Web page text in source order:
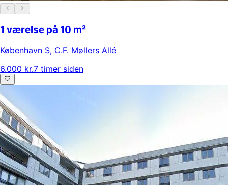
1 værelse på 10 m²
København S, C.F. Møllers Allé
6.000 kr.7 timer siden